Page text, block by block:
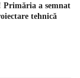
Primăria a semnat
tehnică